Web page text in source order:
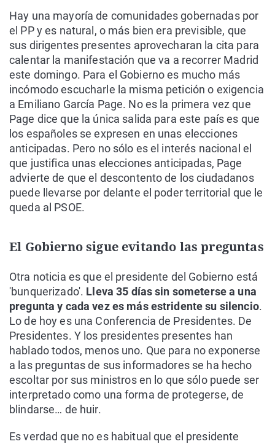
Hay una mayoría de comunidades gobernadas por
el PP y es natural, o más bien era previsible, que
sus dirigentes presentes aprovecharan la cita para
calentar la manifestación que va a recorrer Madrid
este domingo. Para el Gobierno es mucho más
incómodo escucharle la misma petición o exigencia
a Emiliano García Page. No es la primera vez que
Page dice que la única salida para este país es que
los españoles se expresen en unas elecciones
anticipadas. Pero no sólo es el interés nacional el
que justifica unas elecciones anticipadas, Page
advierte de que el descontento de los ciudadanos
puede llevarse por delante el poder territorial que le
queda al PSOE.
El Gobierno sigue evitando las preguntas
Otra noticia es que el presidente del Gobierno está
'bunquerizado'. Lleva 35 días sin someterse a una
pregunta y cada vez es más estridente su silencio.
Lo de hoy es una Conferencia de Presidentes. De
Presidentes. Y los presidentes presentes han
hablado todos, menos uno. Que para no exponerse
a las preguntas de sus informadores se ha hecho
escoltar por sus ministros en lo que sólo puede ser
interpretado como una forma de protegerse, de
blindarse… de huir.
Es verdad que no es habitual que el presidente